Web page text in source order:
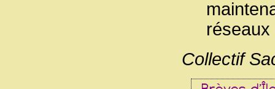
réseaux
Collectif